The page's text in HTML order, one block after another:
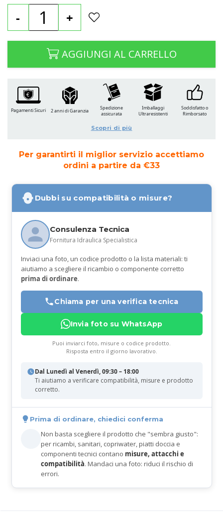
- +
AGGIUNGI AL CARRELLO
Per garantirti il miglior servizio accettiamo
ordini a partire da €33
Dubbi su compatibilità o misure?
Consulenza Tecnica
Fornitura Idraulica Specialistica
Inviaci una foto, un codice prodotto o la lista materiali: ti
aiutiamo a scegliere il ricambio o componente corretto
prima di ordinare.
Chiama per una verifica tecnica
Invia foto su WhatsApp
Puoi inviarci foto, misure o codice prodotto.
Risposta entro il giorno lavorativo.
Dal Lunedì al Venerdì, 09:30 – 18:00
Ti aiutiamo a verificare compatibilità, misure e prodotto
corretto.
Prima di ordinare, chiedici conferma
Non basta scegliere il prodotto che "sembra giusto":
per ricambi, sanitari, copriwater, piatti doccia e
componenti tecnici contano misure, attacchi e
compatibilità. Mandaci una foto: riduci il rischio di
errori.
Pagamenti Sicuri 2 anni di Garanzia
Spedizione
assicurata
Imballaggi
Ultraresistenti
Soddisfatto o
Rimborsato
Scopri di più